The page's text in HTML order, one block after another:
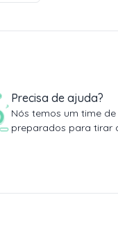
Precisa de ajuda?
Nós temos um time
preparados para tirar